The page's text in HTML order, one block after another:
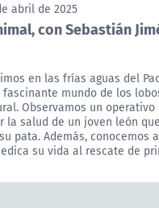
abril de 2025
con Sebastián
en las frías aguas del
mundo de los
Observamos un
la salud de un joven león
pata. Además, conocemos
su vida al rescate de